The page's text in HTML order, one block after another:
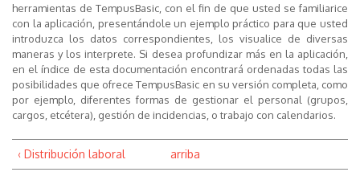
herramientas de TempusBasic, con el fin de que usted se familiarice
con la aplicación, presentándole un ejemplo práctico para que usted
introduzca los datos correspondientes, los visualice de diversas
maneras y los interprete. Si desea profundizar más en la aplicación,
en el índice de esta documentación encontrará ordenadas todas las
posibilidades que ofrece TempusBasic en su versión completa, como
por ejemplo, diferentes formas de gestionar el personal (grupos,
cargos, etcétera), gestión de incidencias, o trabajo con calendarios.
‹ Distribución laboral arriba